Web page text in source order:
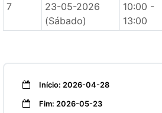
7
23-05-2026
(Sábado)
10:00 -
13:00
Início: 2026-04-28
Fim: 2026-05-23